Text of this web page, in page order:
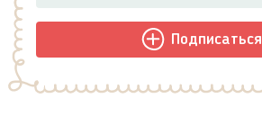
Подписаться